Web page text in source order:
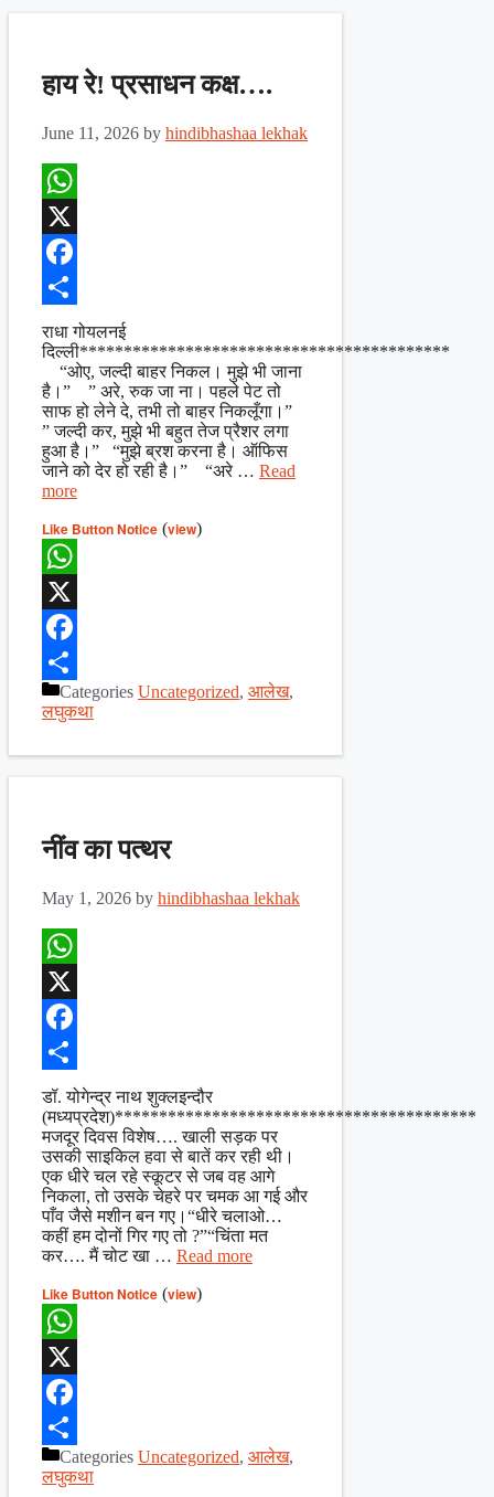
हाय रे! प्रसाधन कक्ष….
June 11, 2026 by hindibhashaa lekhak
WhatsApp
X
Facebook
Share
राधा गोयलनई
दिल्ली******************************************
“ओए, जल्दी बाहर निकल। मुझे भी जाना
है।” ” अरे, रुक जा ना। पहले पेट तो
साफ हो लेने दे, तभी तो बाहर निकलूँगा।”
” जल्दी कर, मुझे भी बहुत तेज प्रैशर लगा
हुआ है।” “मुझे ब्रश करना है। ऑफिस
जाने को देर हो रही है।” “अरे … Read
more
Like Button Notice (view)
WhatsApp
X
Facebook
ShareCategories Uncategorized, आलेख,
लघुकथा
नींव का पत्थर
May 1, 2026 by hindibhashaa lekhak
WhatsApp
X
Facebook
Share
डॉ. योगेन्द्र नाथ शुक्लइन्दौर
(मध्यप्रदेश)*****************************************
मजदूर दिवस विशेष…. खाली सड़क पर
उसकी साइकिल हवा से बातें कर रही थी।
एक धीरे चल रहे स्कूटर से जब वह आगे
निकला, तो उसके चेहरे पर चमक आ गई और
पाँव जैसे मशीन बन गए।“धीरे चलाओ…
कहीं हम दोनों गिर गए तो ?”“चिंता मत
कर…. मैं चोट खा … Read more
Like Button Notice (view)
WhatsApp
X
Facebook
ShareCategories Uncategorized, आलेख,
लघुकथा